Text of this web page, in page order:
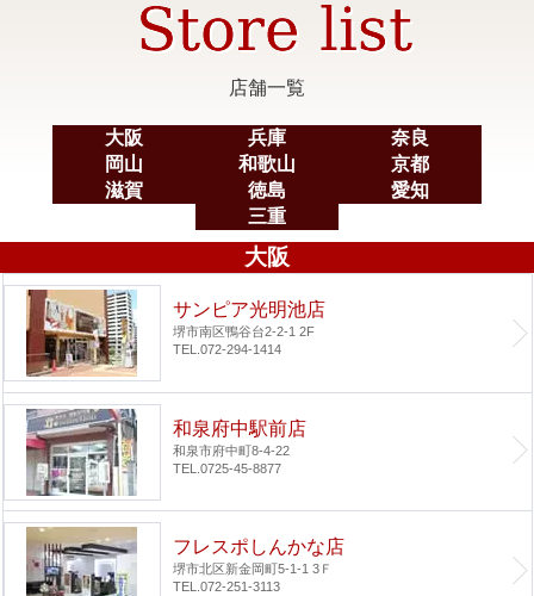
店舗一覧
大阪 兵庫
奈良
岡山
和歌山
京都
滋賀
徳島
愛知
三重
大阪
サンピア光明池店
堺市南区鴨谷台2-2-1 2F
TEL.072-294-1414
和泉府中駅前店
和泉市府中町8-4-22
TEL.0725-45-8877
フレスポしんかな店
堺市北区新金岡町5-1-1 3Ｆ
TEL.072-251-3113